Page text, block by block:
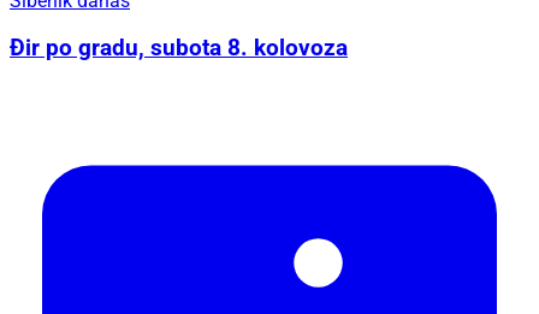
Đir po gradu, subota 8. kolovoza